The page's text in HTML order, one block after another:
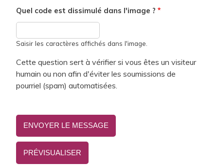
Quel code est dissimulé dans l'image ?
Saisir les caractères affichés dans l'image.
Cette question sert à vérifier si vous êtes un visiteur
humain ou non afin d'éviter les soumissions de
pourriel (spam) automatisées.